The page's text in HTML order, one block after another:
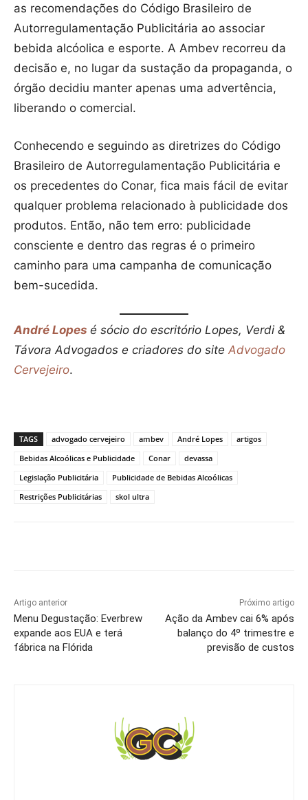
as recomendações do Código Brasileiro de
Autorregulamentação Publicitária ao associar
bebida alcóolica e esporte. A Ambev recorreu da
decisão e, no lugar da sustação da propaganda, o
órgão decidiu manter apenas uma advertência,
liberando o comercial.
Conhecendo e seguindo as diretrizes do Código
Brasileiro de Autorregulamentação Publicitária e
os precedentes do Conar, fica mais fácil de evitar
qualquer problema relacionado à publicidade dos
produtos. Então, não tem erro: publicidade
consciente e dentro das regras é o primeiro
caminho para uma campanha de comunicação
bem-sucedida.
André Lopes é sócio do escritório Lopes, Verdi &
Távora Advogados e criadores do site Advogado
Cervejeiro.
TAGS advogado cervejeiro ambev André Lopes
artigos
Bebidas Alcoólicas e Publicidade
Conar
devassa
Legislação Publicitária
Publicidade de Bebidas Alcoólicas
Restrições Publicitárias
skol ultra
Artigo anterior
Menu Degustação: Everbrew
expande aos EUA e terá
fábrica na Flórida
Próximo artigo
Ação da Ambev cai 6% após
balanço do 4º trimestre e
previsão de custos